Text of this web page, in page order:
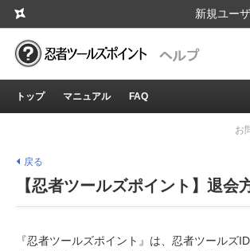
新規ユー
トップ マニュアル FAQ
お
戻る
【忍者ツールズポイント】退会
『忍者ツールズポイント』は、忍者ツールズ